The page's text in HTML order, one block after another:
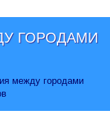
ГОРОДАМИ
между городами